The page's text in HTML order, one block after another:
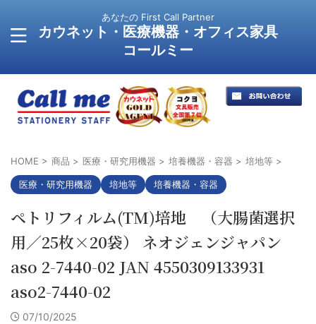
あなたの First Call Partner
カウネット・医療機器・オフィス家具
コールミー
HOME > 商品 > 医療・研究用機器 > 培養機器・容器 > 培地等 >
医療・研究用機器 培地等 培養機器・容器
ペトリフィルム(TM)培地 （大腸菌選択
用／25枚×20袋） ネオジェンジャパン
aso 2-7440-02 JAN 4550309133931
aso2-7440-02
07/10/2025